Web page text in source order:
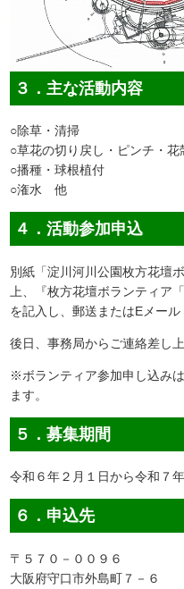
３．主な活動内容
○除草・清掃
○草花の切り戻し・ピンチ・花
○播種・球根植付
○潅水 他
４．活動参加申込
別紙「淀川河川公園枚方花壇
上、『枚方花壇ボランティア
を記入し、郵送またはEメール
後日、事務局からご連絡差し上
※ボランティア参加申し込み
ます。
５．募集期間
令和６年２月１日から令和７
６．申込先
〒５７０－００９６
大阪府守口市外島町７－６